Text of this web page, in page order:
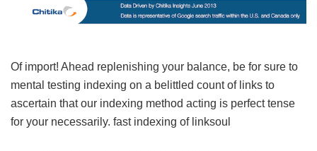
Of import! Ahead replenishing your balance, be for sure to
mental testing indexing on a belittled count of links to
ascertain that our indexing method acting is perfect tense
for your necessarily. fast indexing of linksoul